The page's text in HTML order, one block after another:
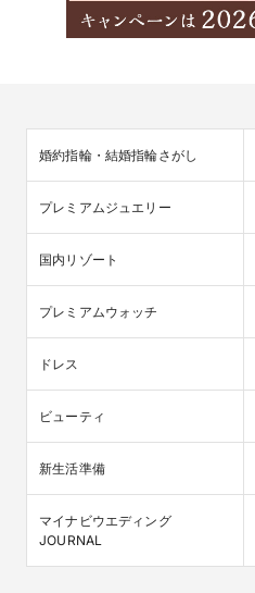
婚約指輪・結婚指輪さがし
プレミアムジュエリー
国内リゾート
プレミアムウォッチ
ドレス
ビューティ
新生活準備
マイナビウエディング
JOURNAL